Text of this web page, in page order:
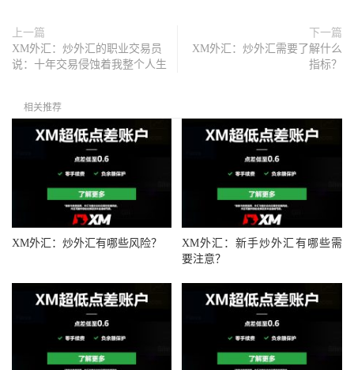
上一篇
XM外汇：炒外汇的职业交易员
说：十年交易侵蚀着我整个人生
下一篇
XM外汇：炒外汇需要了解什么
指标？
相关推荐
XM外汇：炒外汇有哪些风险？
XM外汇：新手炒外汇有哪些需
要注意？